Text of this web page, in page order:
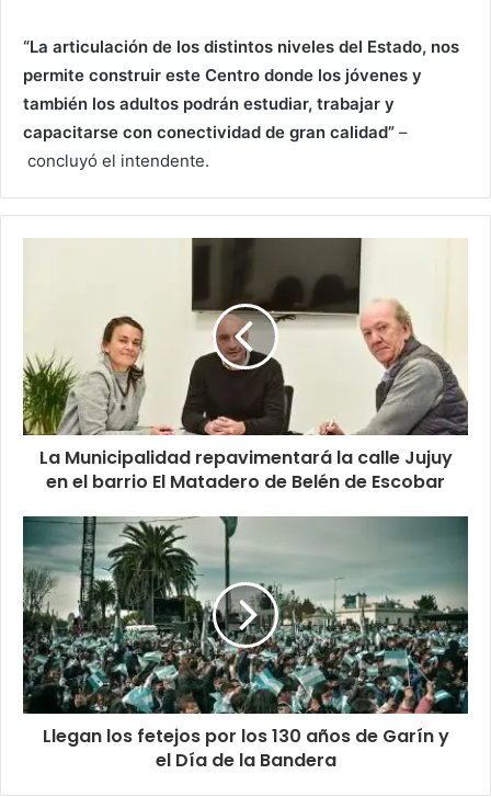
“La articulación de los distintos niveles del Estado, nos
permite construir este Centro donde los jóvenes y
también los adultos podrán estudiar, trabajar y
capacitarse con conectividad de gran calidad” –
concluyó el intendente.
La Municipalidad repavimentará la calle Jujuy
en el barrio El Matadero de Belén de Escobar
Llegan los fetejos por los 130 años de Garín y
el Día de la Bandera